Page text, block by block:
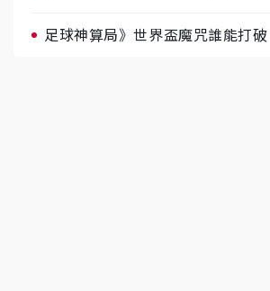
足球神算局》世界盃魔咒誰能打